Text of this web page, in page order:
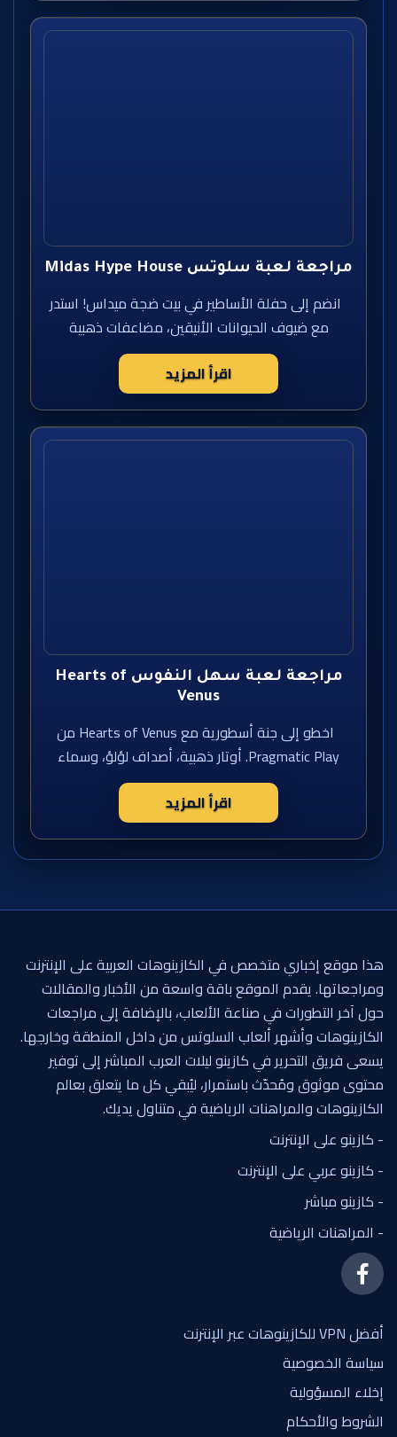
مراجعة لعبة سلوتس Midas Hype House
انضم إلى حفلة الأساطير في بيت ضجة ميداس! استدر
مع ضيوف الحيوانات الأنيقين، مضاعفات ذهبية
اقرأ المزيد
مراجعة لعبة سهل النفوس Hearts of
Venus
اخطو إلى جنة أسطورية مع Hearts of Venus من
Pragmatic Play. أوتار ذهبية، أصداف لؤلؤ، وسماء
اقرأ المزيد
هذا موقع إخباري متخصص في الكازينوهات العربية على الإنترنت
ومراجعاتها. يقدم الموقع باقة واسعة من الأخبار والمقالات
حول آخر التطورات في صناعة الألعاب، بالإضافة إلى مراجعات
الكازينوهات وأشهر ألعاب السلوتس من داخل المنطقة وخارجها.
يسعى فريق التحرير في كازينو ليلات العرب المباشر إلى توفير
محتوى موثوق ومُحدّث باستمرار، ليُبقي كل ما يتعلق بعالم
الكازينوهات والمراهنات الرياضية في متناول يديك.
- كازينو على الإنترنت
- كازينو عربي على الإنترنت
- كازينو مباشر
- المراهنات الرياضية
أفضل VPN للكازينوهات عبر الإنترنت
سياسة الخصوصية
إخلاء المسؤولية
الشروط والأحكام